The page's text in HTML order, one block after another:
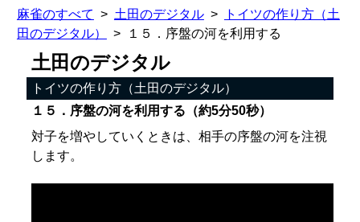
麻雀のすべて 土田のデジタル
トイツの作り方（土
田のデジタル）
１５．序盤の河を利用する
土田のデジタル
トイツの作り方（土田のデジタル）
１５．序盤の河を利用する（約5分50秒）
対子を増やしていくときは、相手の序盤の河を注視
します。